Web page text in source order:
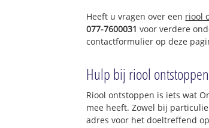
Heeft u vragen over een riool
077-7600031 voor verdere
contactformulier op deze
Hulp bij riool
Riool ontstoppen is iets wat
mee heeft. Zowel bij
adres voor het doeltreffend